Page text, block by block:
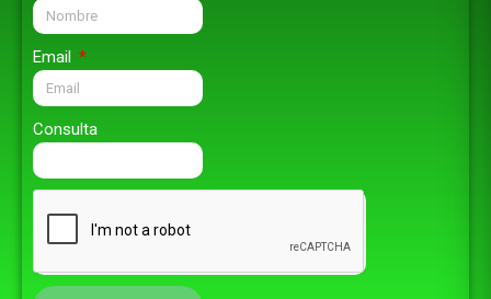
Email
Consulta